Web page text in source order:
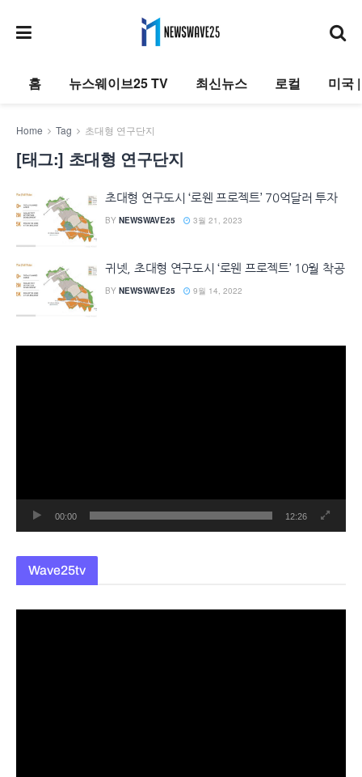
홈 뉴스웨이브25 TV 최신뉴스 로컬 미국
Home Tag 초대형 연구단지
[태그:] 초대형 연구단지
초대형 연구도시 ‘로웬 프로젝트’ 70억달러 투자
BY NEWSWAVE25 3월 21, 2023
귀넷, 초대형 연구도시 ‘로웬 프로젝트’ 10월 착공
BY NEWSWAVE25 9월 14, 2022
00:00 12:26
Wave25tv